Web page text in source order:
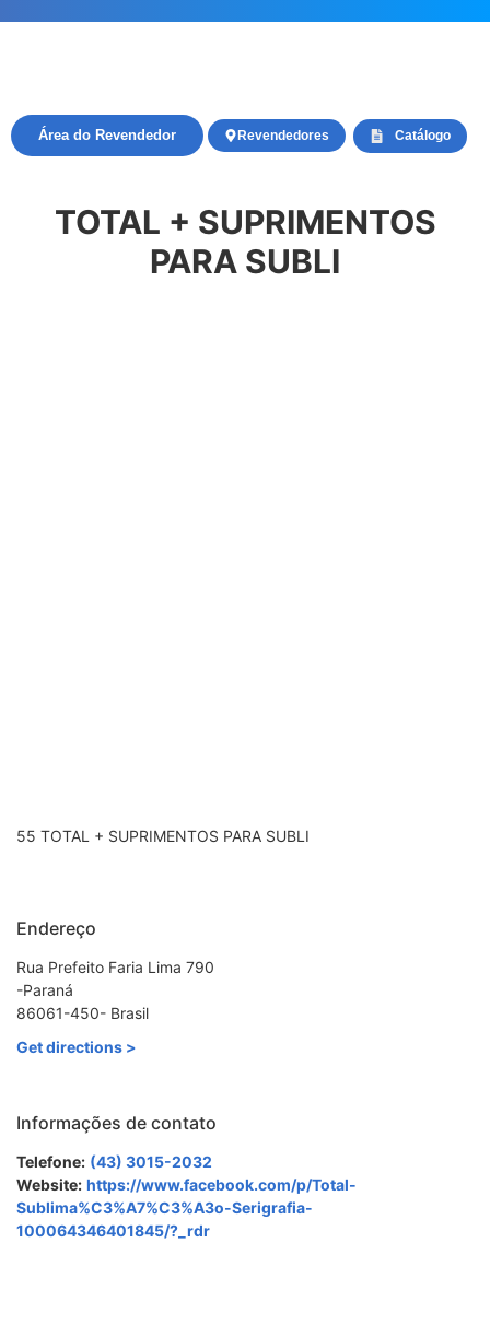
Catálogo
Revendedores
Área do Revendedor
TOTAL + SUPRIMENTOS
PARA SUBLI
55 TOTAL + SUPRIMENTOS PARA SUBLI
Endereço
Rua Prefeito Faria Lima 790
-Paraná
86061-450- Brasil
Get directions >
Informações de contato
Telefone: (43) 3015-2032
Website: https://www.facebook.com/p/Total-
Sublima%C3%A7%C3%A3o-Serigrafia-
100064346401845/?_rdr